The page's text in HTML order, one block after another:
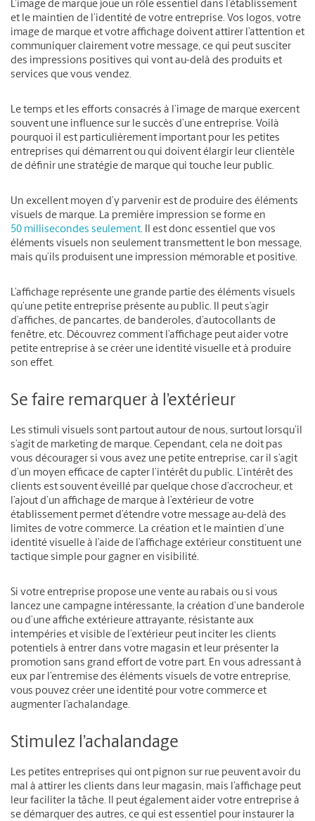
L’image de marque joue un rôle essentiel dans l’établissement
et le maintien de l’identité de votre entreprise. Vos logos, votre
image de marque et votre affichage doivent attirer l’attention et
communiquer clairement votre message, ce qui peut susciter
des impressions positives qui vont au-delà des produits et
services que vous vendez.
Le temps et les efforts consacrés à l’image de marque exercent
souvent une influence sur le succès d’une entreprise. Voilà
pourquoi il est particulièrement important pour les petites
entreprises qui démarrent ou qui doivent élargir leur clientèle
de définir une stratégie de marque qui touche leur public.
Un excellent moyen d’y parvenir est de produire des éléments
visuels de marque. La première impression se forme en
50 millisecondes seulement. Il est donc essentiel que vos
éléments visuels non seulement transmettent le bon message,
mais qu’ils produisent une impression mémorable et positive.
L’affichage représente une grande partie des éléments visuels
qu’une petite entreprise présente au public. Il peut s’agir
d’affiches, de pancartes, de banderoles, d’autocollants de
fenêtre, etc. Découvrez comment l’affichage peut aider votre
petite entreprise à se créer une identité visuelle et à produire
son effet.
Se faire remarquer à l’extérieur
Les stimuli visuels sont partout autour de nous, surtout lorsqu’il
s’agit de marketing de marque. Cependant, cela ne doit pas
vous décourager si vous avez une petite entreprise, car il s’agit
d’un moyen efficace de capter l’intérêt du public. L’intérêt des
clients est souvent éveillé par quelque chose d’accrocheur, et
l’ajout d’un affichage de marque à l’extérieur de votre
établissement permet d’étendre votre message au-delà des
limites de votre commerce. La création et le maintien d’une
identité visuelle à l’aide de l’affichage extérieur constituent une
tactique simple pour gagner en visibilité.
Si votre entreprise propose une vente au rabais ou si vous
lancez une campagne intéressante, la création d’une banderole
ou d’une affiche extérieure attrayante, résistante aux
intempéries et visible de l’extérieur peut inciter les clients
potentiels à entrer dans votre magasin et leur présenter la
promotion sans grand effort de votre part. En vous adressant à
eux par l’entremise des éléments visuels de votre entreprise,
vous pouvez créer une identité pour votre commerce et
augmenter l’achalandage.
Stimulez l’achalandage
Les petites entreprises qui ont pignon sur rue peuvent avoir du
mal à attirer les clients dans leur magasin, mais l’affichage peut
leur faciliter la tâche. Il peut également aider votre entreprise à
se démarquer des autres, ce qui est essentiel pour instaurer la